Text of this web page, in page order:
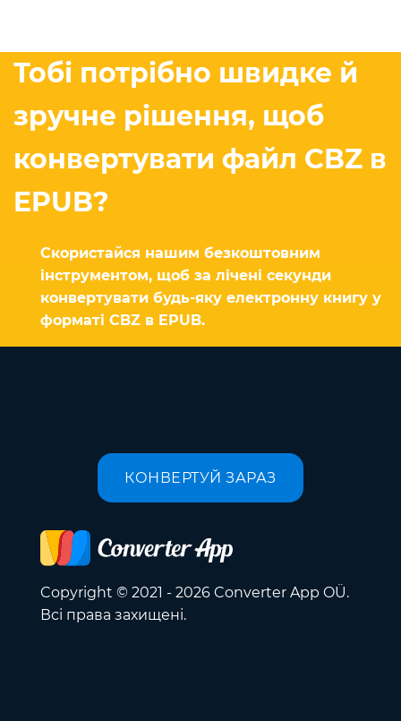
Тобі потрібно швидке й
зручне рішення, щоб
конвертувати файл CBZ в
EPUB?
Скористайся нашим безкоштовним
інструментом, щоб за лічені секунди
конвертувати будь-яку електронну книгу у
форматі CBZ в EPUB.
КОНВЕРТУЙ ЗАРАЗ
Copyright © 2021 - 2026 Converter App OÜ.
Всі права захищені.